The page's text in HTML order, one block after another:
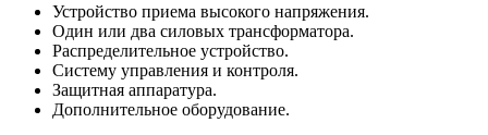
Устройство приема высокого напряжения.
Один или два силовых трансформатора.
Распределительное устройство.
Систему управления и контроля.
Защитная аппаратура.
Дополнительное оборудование.